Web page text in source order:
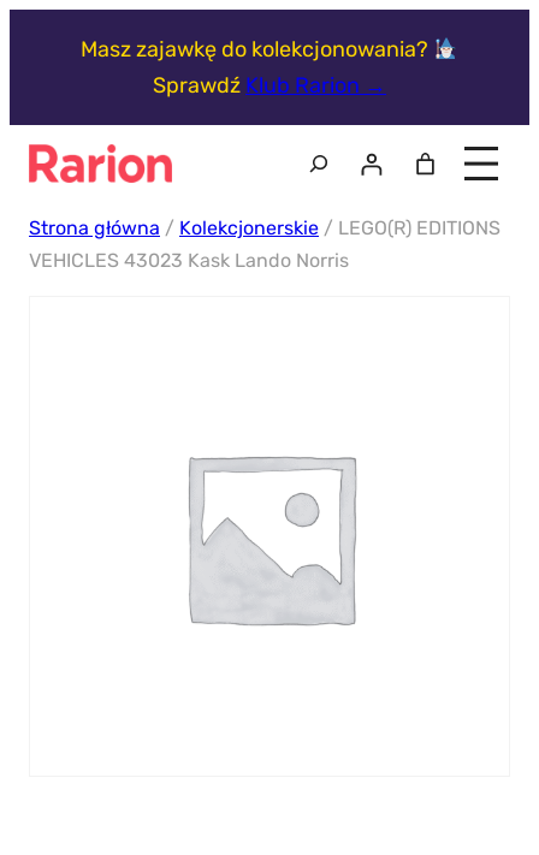
Masz zajawkę do kolekcjonowania?
Sprawdź Klub Rarion →
Szukaj
Strona główna / Kolekcjonerskie / LEGO(R) EDITIONS
VEHICLES 43023 Kask Lando Norris